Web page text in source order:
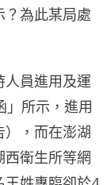
？為此某局處
員進用及運
」所示，進用
，而在澎湖
衛生所等網